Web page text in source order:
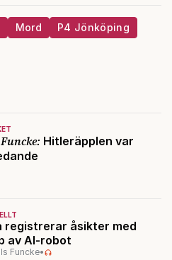
Mord
P4 Jönköping
Hitleräpplen var
registrerar åsikter med
av AI-robot
Funcke•